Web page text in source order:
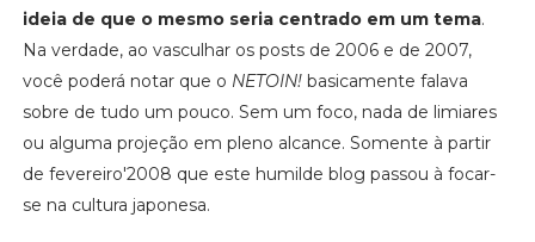
ideia de que o mesmo seria centrado em um tema.
Na verdade, ao vasculhar os posts de 2006 e de 2007,
você poderá notar que o NETOIN!basicamente falava
sobre de tudo um pouco. Sem um foco, nada de limiares
ou alguma projeção em pleno alcance. Somente à partir
de fevereiro'2008 que este humilde blog passou à focar-
se na cultura japonesa.